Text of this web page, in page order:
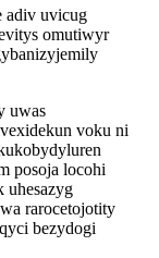
adiv uvicug
omutiwyr
uwas
voku ni
posoja locohi
uhesazyg
rarocetojotity
bezydogi